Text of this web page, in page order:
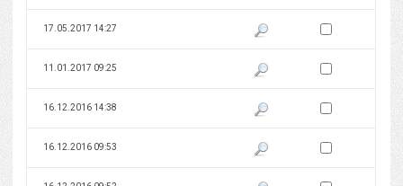
17.05.2017 14:27 Pokaż podgląd wersji z dnia
Zaznacz wersję do
11.01.2017 09:25 Pokaż podgląd wersji z dnia
Zaznacz wersję do
16.12.2016 14:38 Pokaż podgląd wersji z dnia
Zaznacz wersję do
16.12.2016 09:53 Pokaż podgląd wersji z dnia
Zaznacz wersję do